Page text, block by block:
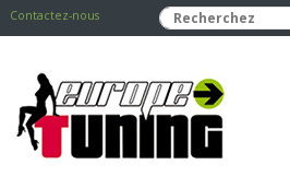
Contactez-nous